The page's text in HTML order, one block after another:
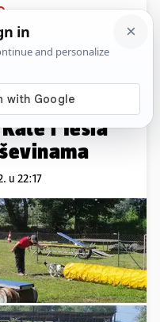
Komentari
i Tesla
u 22:17